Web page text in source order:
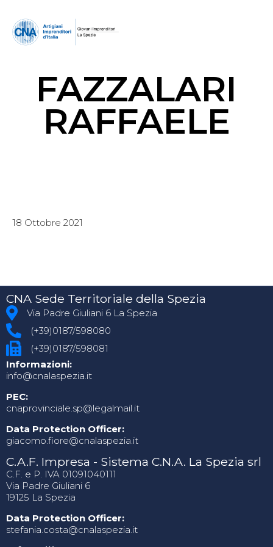
FAZZALARI
RAFFAELE
18 Ottobre 2021
CNA Sede Territoriale della Spezia
Via Padre Giuliani 6 La Spezia
(+39)0187/598080
(+39)0187/598081
Informazioni:
info@cnalaspezia.it
PEC:
cnaprovinciale.sp@legalmail.it
Data Protection Officer:
giacomo.fiore@cnalaspezia.it
C.A.F. Impresa - Sistema C.N.A. La Spezia srl
C.F. e P. IVA 01091040111
Via Padre Giuliani 6
19125 La Spezia
Data Protection Officer:
stefania.costa@cnalaspezia.it